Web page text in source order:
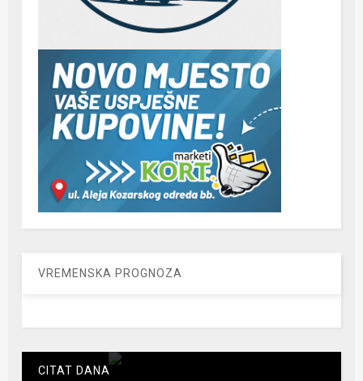
VREMENSKA PROGNOZA
CITAT DANA